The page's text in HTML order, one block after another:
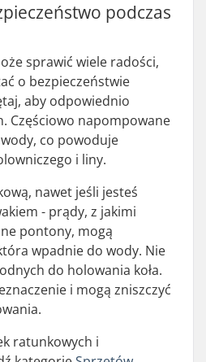
podczas
sprawić wiele radości,
o bezpieczeństwie
aby odpowiednio
Częściowo napompowane
co powoduje
i liny.
nawet jeśli jesteś
- prądy, z jakimi
pontony, mogą
wpadnie do wody. Nie
do holowania koła.
i mogą zniszczyć
ratunkowych i